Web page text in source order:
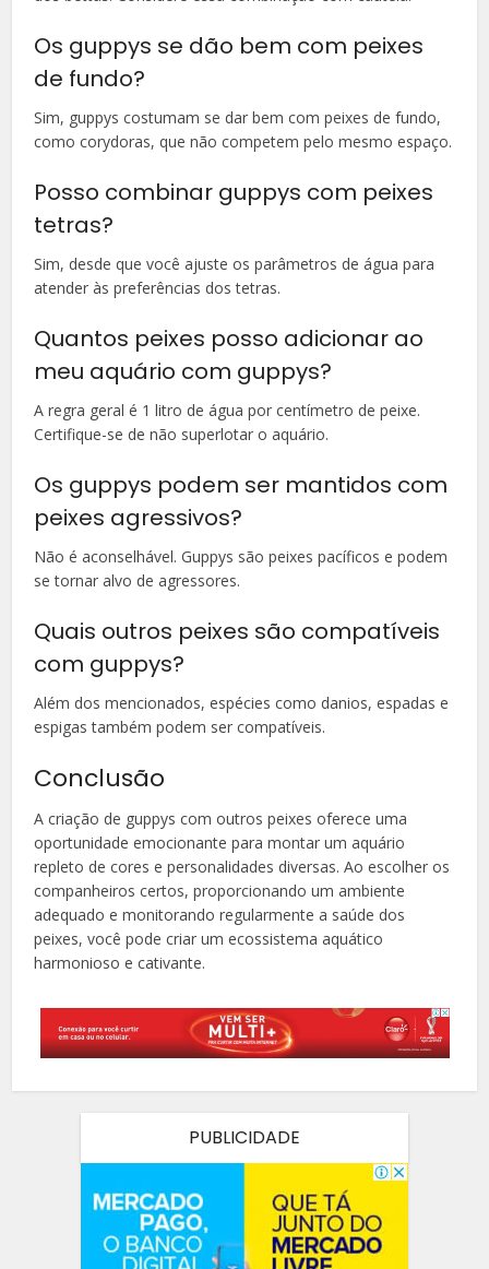
Os guppys se dão bem com peixes
de fundo?
Sim, guppys costumam se dar bem com peixes de fundo,
como corydoras, que não competem pelo mesmo espaço.
Posso combinar guppys com peixes
tetras?
Sim, desde que você ajuste os parâmetros de água para
atender às preferências dos tetras.
Quantos peixes posso adicionar ao
meu aquário com guppys?
A regra geral é 1 litro de água por centímetro de peixe.
Certifique-se de não superlotar o aquário.
Os guppys podem ser mantidos com
peixes agressivos?
Não é aconselhável. Guppys são peixes pacíficos e podem
se tornar alvo de agressores.
Quais outros peixes são compatíveis
com guppys?
Além dos mencionados, espécies como danios, espadas e
espigas também podem ser compatíveis.
Conclusão
A criação de guppys com outros peixes oferece uma
oportunidade emocionante para montar um aquário
repleto de cores e personalidades diversas. Ao escolher os
companheiros certos, proporcionando um ambiente
adequado e monitorando regularmente a saúde dos
peixes, você pode criar um ecossistema aquático
harmonioso e cativante.
PUBLICIDADE